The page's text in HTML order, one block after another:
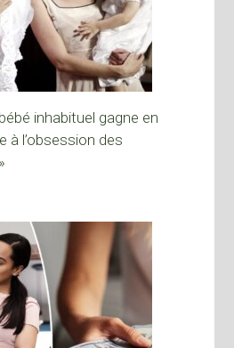
inhabituel gagne en
à l’obsession des